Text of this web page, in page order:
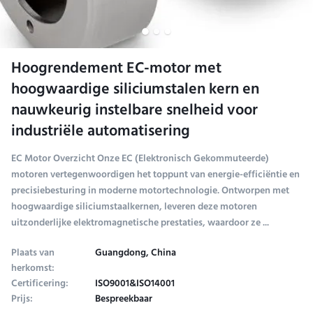
Hoogrendement EC-motor met
hoogwaardige siliciumstalen kern en
nauwkeurig instelbare snelheid voor
industriële automatisering
EC Motor Overzicht Onze EC (Elektronisch Gekommuteerde)
motoren vertegenwoordigen het toppunt van energie-efficiëntie en
precisiebesturing in moderne motortechnologie. Ontworpen met
hoogwaardige siliciumstaalkernen, leveren deze motoren
uitzonderlijke elektromagnetische prestaties, waardoor ze ...
Plaats van
herkomst:
Guangdong, China
Certificering:
ISO9001&ISO14001
Prijs: Bespreekbaar